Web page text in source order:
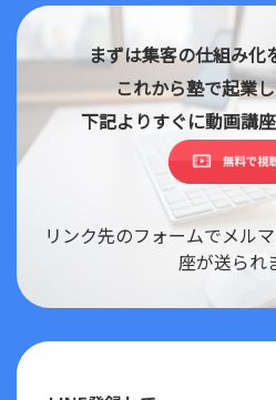
まずは集客の仕組み化
これから塾で起業し
下記よりすぐに動画講
リンク先のフォームでメル
座が送られ